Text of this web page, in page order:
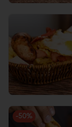
-50%